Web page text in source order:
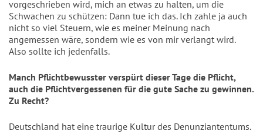
vorgeschrieben wird, mich an etwas zu halten, um die
Schwachen zu schützen: Dann tue ich das. Ich zahle ja auch
nicht so viel Steuern, wie es meiner Meinung nach
angemessen wäre, sondern wie es von mir verlangt wird.
Also sollte ich jedenfalls.
Manch Pflichtbewusster verspürt dieser Tage die Pflicht,
auch die Pflichtvergessenen für die gute Sache zu gewinnen.
Zu Recht?
Deutschland hat eine traurige Kultur des Denunziantentums.